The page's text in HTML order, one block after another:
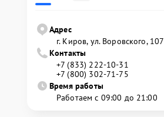
Адрес
г. Киров, ул. Воровского, 107
Контакты
+7 (833) 222-10-31
+7 (800) 302-71-75
Время работы
Работаем с 09:00 до 21:00